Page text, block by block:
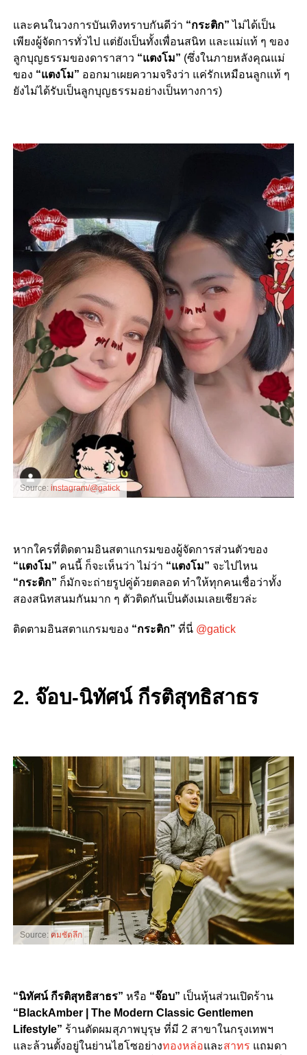
และคนในวงการบันเทิงทราบกันดีว่า “กระติก” ไม่ได้เป็น
เพียงผู้จัดการทั่วไป แต่ยังเป็นทั้งเพื่อนสนิท และแม่แท้ ๆ ของ
ลูกบุญธรรมของดาราสาว “แตงโม” (ซึ่งในภายหลังคุณแม่
ของ “แตงโม” ออกมาเผยความจริงว่า แค่รักเหมือนลูกแท้ ๆ
ยังไม่ได้รับเป็นลูกบุญธรรมอย่างเป็นทางการ)
Source: instagram/@gatick
หากใครที่ติดตามอินสตาแกรมของผู้จัดการส่วนตัวของ
“แตงโม” คนนี้ ก็จะเห็นว่า ไม่ว่า “แตงโม” จะไปไหน
“กระติก” ก็มักจะถ่ายรูปคู่ด้วยตลอด ทำให้ทุกคนเชื่อว่าทั้ง
สองสนิทสนมกันมาก ๆ ตัวติดกันเป็นตังเมเลยเชียวล่ะ
ติดตามอินสตาแกรมของ “กระติก” ที่นี่ @gatick
2. จ๊อบ-นิทัศน์ กีรติสุทธิสาธร
Source: คมชัดลึก
“นิทัศน์ กีรติสุทธิสาธร” หรือ “จ๊อบ” เป็นหุ้นส่วนเปิดร้าน
“BlackAmber | The Modern Classic Gentlemen
Lifestyle” ร้านตัดผมสุภาพบุรุษ ที่มี 2 สาขาในกรุงเทพฯ
และล้วนตั้งอยู่ในย่านไฮโซอย่างทองหล่อและสาทร แถมดา